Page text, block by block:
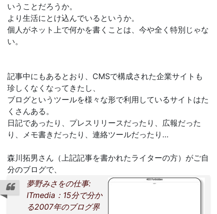
いうことだろうか。
より生活にとけ込んでいるというか。
個人がネット上で何かを書くことは、今や全く特別じゃな
い。
記事中にもあるとおり、CMSで構成された企業サイトも
珍しくなくなってきたし、
ブログというツールを様々な形で利用しているサイトはた
くさんある。
日記であったり、プレスリリースだったり、広報だった
り、メモ書きだったり、連絡ツールだったり…
森川拓男さん（上記記事を書かれたライターの方）がご自
分のブログで、
夢野みさをの仕事:
ITmedia：15分で分か
る2007年のブログ界